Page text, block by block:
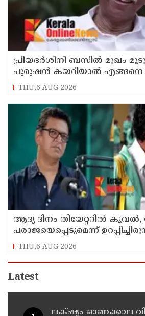
പ്രിയദർശിനി ബസിൽ മുഖം
പുരുഷൻ കയറിയാൽ എങ്ങനെ
എംഎൻ കാരശ്ശേരി
THU,6 AUG 2026
ആദ്യ ദിനം തിയേറ്ററില്‍
പരാജയെപ്പെടുമെന്ന്
THU,6 AUG 2026
Latest
ലക്‌ഷ്യം ഓണക്കാല